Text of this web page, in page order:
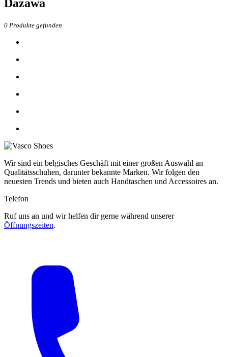
Dazawa
0 Produkte gefunden
Wir sind ein belgisches Geschäft mit einer großen Auswahl an
Qualitätsschuhen, darunter bekannte Marken. Wir folgen den
neuesten Trends und bieten auch Handtaschen und Accessoires an.
Telefon
Ruf uns an und wir helfen dir gerne während unserer
Öffnungszeiten.